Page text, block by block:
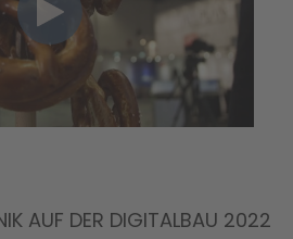
AUF DER DIGITALBAU 2022